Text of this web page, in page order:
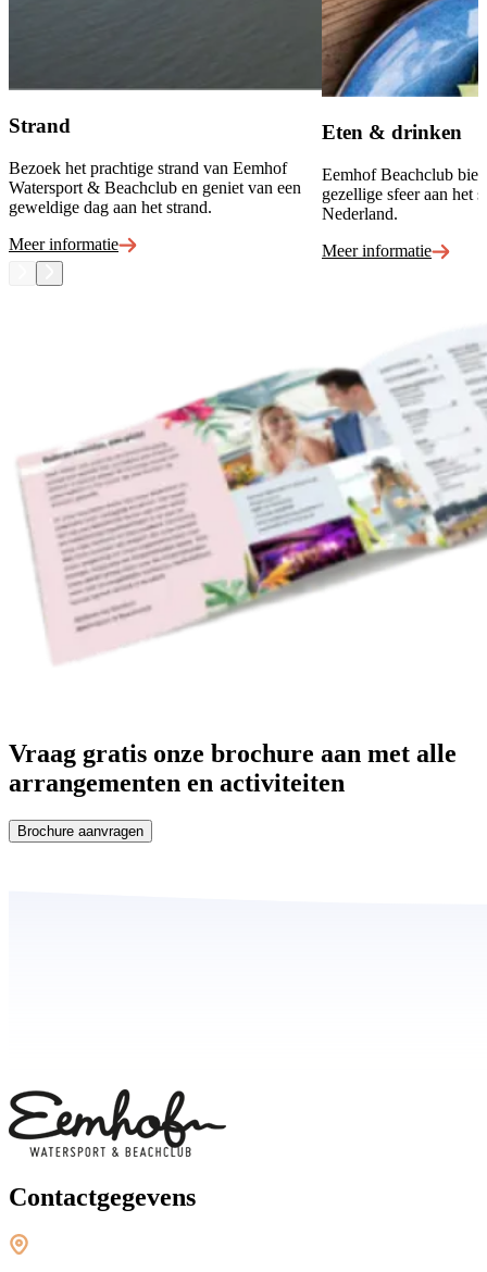
Strand
Bezoek het prachtige strand van Eemhof
Watersport & Beachclub en geniet van een
geweldige dag aan het strand.
Meer informatie
Eten & drinken
Eemhof Beachclub
gezellige sfeer aan het
Nederland.
Meer informatie
Vraag gratis onze brochure aan met alle
arrangementen en activiteiten
Brochure aanvragen
Contactgegevens